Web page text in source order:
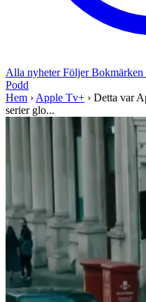
Alla nyheterFöljerBokmärken
Podd
Hem › Apple Tv+ › Detta var
serier glo...